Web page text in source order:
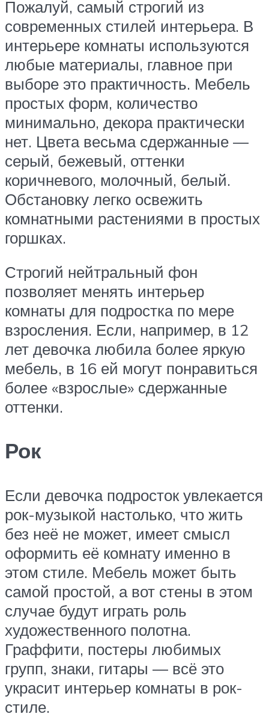
Пожалуй, самый строгий из
современных стилей интерьера. В
интерьере комнаты используются
любые материалы, главное при
выборе это практичность. Мебель
простых форм, количество
минимально, декора практически
нет. Цвета весьма сдержанные —
серый, бежевый, оттенки
коричневого, молочный, белый.
Обстановку легко освежить
комнатными растениями в простых
горшках.
Строгий нейтральный фон
позволяет менять интерьер
комнаты для подростка по мере
взросления. Если, например, в 12
лет девочка любила более яркую
мебель, в 16 ей могут понравиться
более «взрослые» сдержанные
оттенки.
Рок
Если девочка подросток увлекается
рок-музыкой настолько, что жить
без неё не может, имеет смысл
оформить её комнату именно в
этом стиле. Мебель может быть
самой простой, а вот стены в этом
случае будут играть роль
художественного полотна.
Граффити, постеры любимых
групп, знаки, гитары — всё это
украсит интерьер комнаты в рок-
стиле.